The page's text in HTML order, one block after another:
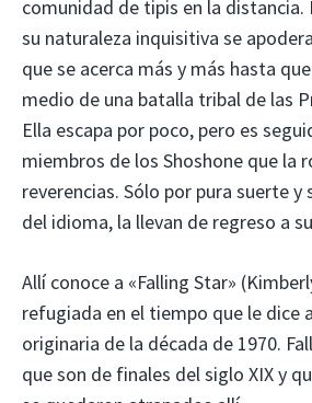
comunidad de tipis en la distancia.
su naturaleza inquisitiva se
que se acerca más y más hasta
medio de una batalla tribal de las
Ella escapa por poco, pero es
miembros de los Shoshone que la
reverencias. Sólo por pura suerte
del idioma, la llevan de regreso a
Allí conoce a «Falling Star»
refugiada en el tiempo que le dice
originaria de la década de 1970.
que son de finales del siglo XIX y